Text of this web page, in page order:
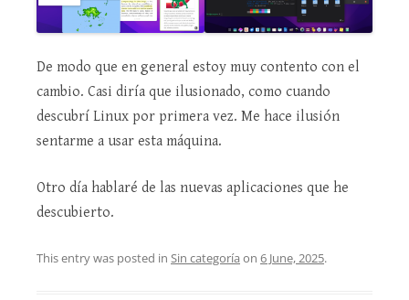
De modo que en general estoy muy contento con el
cambio. Casi diría que ilusionado, como cuando
descubrí Linux por primera vez. Me hace ilusión
sentarme a usar esta máquina.
Otro día hablaré de las nuevas aplicaciones que he
descubierto.
This entry was posted in Sin categoría on 6 June, 2025.